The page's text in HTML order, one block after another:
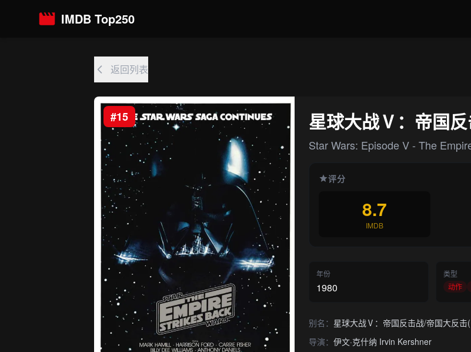
IMDB Top250
返回列表
#15 星球大战Ⅴ：帝国反
Star Wars: Episode V - The
评分
8.7
IMDB
年份
1980
类型
动作
别名： 星球大战Ⅴ：帝国反击战/帝国大反击
导演：伊文·克什纳 Irvin Kershner